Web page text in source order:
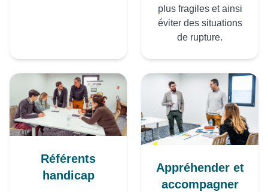
plus fragiles et ainsi
éviter des situations
de rupture.
Référents
handicap
Appréhender et
accompagner